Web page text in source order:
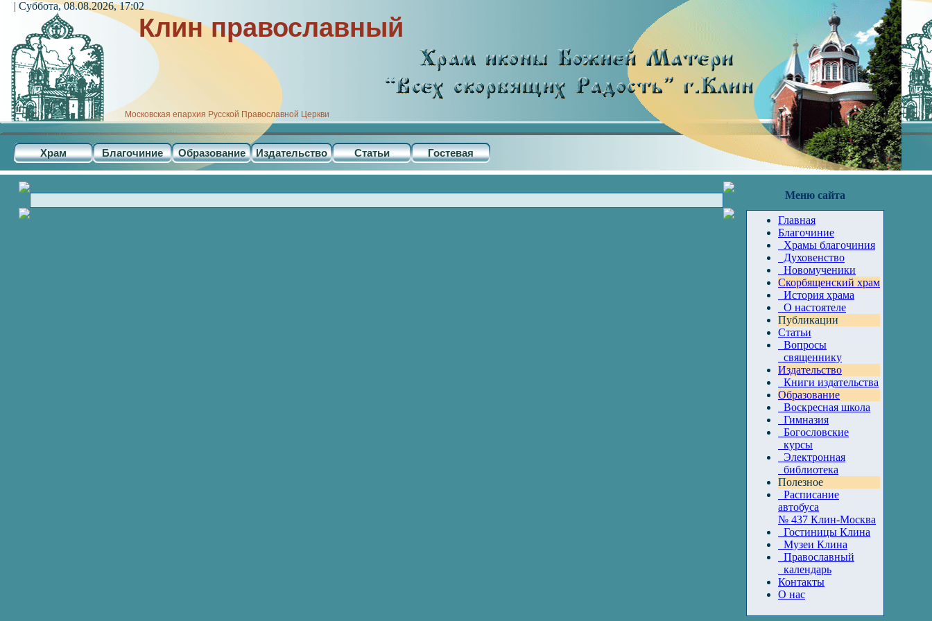
Клин православный
Московская епархия Русской Православной Церкви
Храм Благочиние Образование Издательство Статьи Гостевая
| Суббота, 08.08.2026, 17:02
Меню сайта
Главная
Благочиние
Храмы благочиния
Духовенство
Новомученики
Скорбященский храм
История храма
О настоятеле
Публикации
Статьи
Вопросы
священнику
Издательство
Книги издательства
Образование
Воскресная школа
Гимназия
Богословские
курсы
Электронная
библиотека
Полезное
Расписание
автобуса
№ 437 Клин-Москва
Гостиницы Клина
Музеи Клина
Православный
календарь
Контакты
О нас